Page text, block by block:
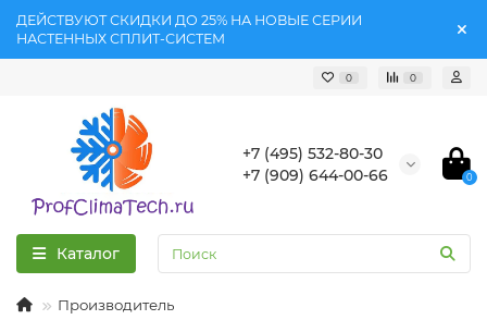
ДЕЙСТВУЮТ СКИДКИ ДО 25% НА НОВЫЕ СЕРИИ
НАСТЕННЫХ СПЛИТ-СИСТЕМ
0 0
+7 (495) 532-80-30
+7 (909) 644-00-66
0
Каталог
Производитель